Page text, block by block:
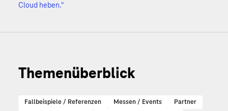
Cloud heben."
Themenüberblick
Fallbeispiele / Referenzen Messen / Events
Partner